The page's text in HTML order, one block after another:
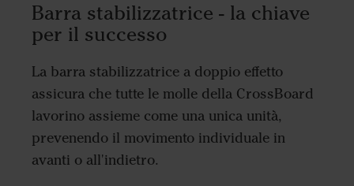
Barra stabilizzatrice - la chiave
per il successo
La barra stabilizzatrice a doppio effetto
assicura che tutte le molle della CrossBoard
lavorino assieme come una unica unità,
prevenendo il movimento individuale in
avanti o all'indietro.